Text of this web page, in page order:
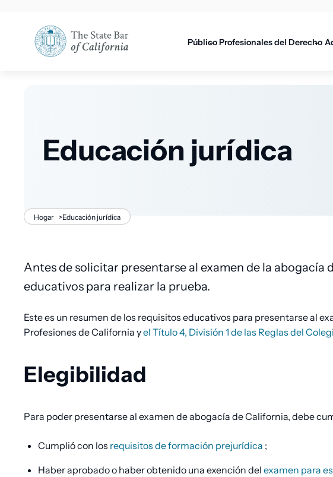
PúblicoProfesionales del Derecho
Educación jurídica
Migaja
de
pan
Hogar >Educación jurídica
Antes de solicitar presentarse al examen de la
educativos para realizar la prueba.
Este es un resumen de los requisitos educativos para presentarse al
Profesiones de California yel Título 4, División 1 de las Reglas del
Elegibilidad
Para poder presentarse al examen de abogacía de California, debe
Cumplió con los requisitos de formación prejurídica ;
Haber aprobado o haber obtenido una exención del examen para